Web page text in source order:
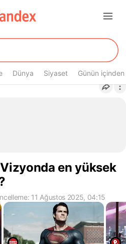
Dünya Siyaset Günün içinden
en yüksek
11 Ağustos 2025, 04:15